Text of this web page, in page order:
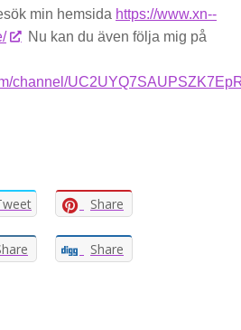
min hemsida https://www.xn--
Nu kan du även följa mig på
channel/
Share
Share